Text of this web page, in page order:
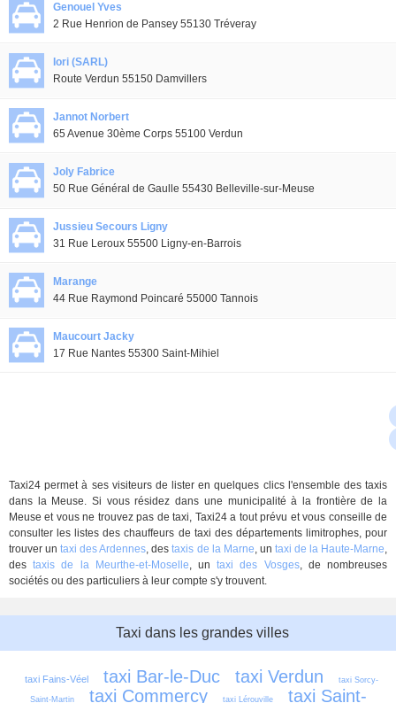
Genouel Yves
2 Rue Henrion de Pansey 55130 Tréveray
Iori (SARL)
Route Verdun 55150 Damvillers
Jannot Norbert
65 Avenue 30ème Corps 55100 Verdun
Joly Fabrice
50 Rue Général de Gaulle 55430 Belleville-sur-Meuse
Jussieu Secours Ligny
31 Rue Leroux 55500 Ligny-en-Barrois
Marange
44 Rue Raymond Poincaré 55000 Tannois
Maucourt Jacky
17 Rue Nantes 55300 Saint-Mihiel
Taxi24 permet à ses visiteurs de lister en quelques clics l'ensemble des taxis
dans la Meuse. Si vous résidez dans une municipalité à la frontière de la
Meuse et vous ne trouvez pas de taxi, Taxi24 a tout prévu et vous conseille de
consulter les listes des chauffeurs de taxi des départements limitrophes, pour
trouver untaxi des Ardennes, destaxis de la Marne, un taxi de la Haute-Marne,
destaxis de la Meurthe-et-Moselle, untaxi des Vosges, de nombreuses
sociétés ou des particuliers à leur compte s'y trouvent.
Taxi dans les grandes villes
taxi Fains-Véel taxi Bar-le-Duc taxi Verdun taxi Sorcy-
Saint-Martin taxi Commercy taxi Lérouville taxi Saint-